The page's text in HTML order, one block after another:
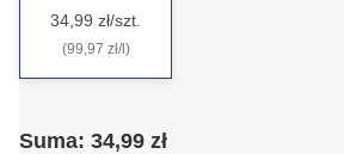
34,99 zł/szt.
(99,97 zł/l)
Suma: 34,99 zł